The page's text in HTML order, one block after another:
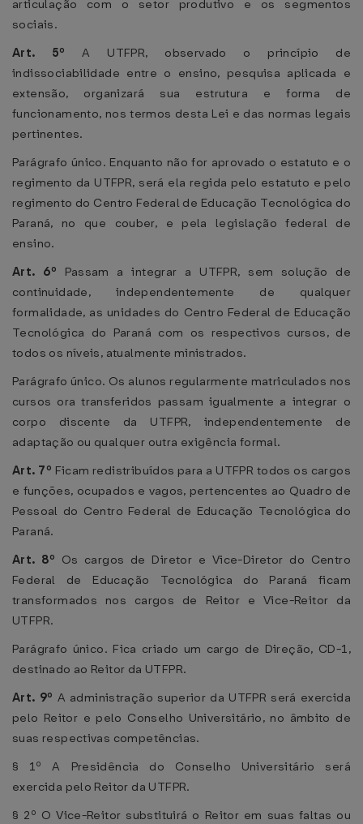
articulação com o setor produtivo e os segmentos
sociais.
Art. 5ºA UTFPR, observado o princípio de
indissociabilidade entre o ensino, pesquisa aplicada e
extensão, organizará sua estrutura e forma de
funcionamento, nos termos desta Lei e das normas legais
pertinentes.
Parágrafo único. Enquanto não for aprovado o estatuto e o
regimento da UTFPR, será ela regida pelo estatuto e pelo
regimento do Centro Federal de Educação Tecnológica do
Paraná, no que couber, e pela legislação federal de
ensino.
Art. 6º Passam a integrar a UTFPR, sem solução de
continuidade, independentemente de qualquer
formalidade, as unidades do Centro Federal de Educação
Tecnológica do Paraná com os respectivos cursos, de
todos os níveis, atualmente ministrados.
Parágrafo único. Os alunos regularmente matriculados nos
cursos ora transferidos passam igualmente a integrar o
corpo discente da UTFPR, independentemente de
adaptação ou qualquer outra exigência formal.
Art. 7º Ficam redistribuídos para a UTFPR todos os cargos
e funções, ocupados e vagos, pertencentes ao Quadro de
Pessoal do Centro Federal de Educação Tecnológica do
Paraná.
Art. 8º Os cargos de Diretor e Vice-Diretor do Centro
Federal de Educação Tecnológica do Paraná ficam
transformados nos cargos de Reitor e Vice-Reitor da
UTFPR.
Parágrafo único. Fica criado um cargo de Direção, CD-1,
destinado ao Reitor da UTFPR.
Art. 9º A administração superior da UTFPR será exercida
pelo Reitor e pelo Conselho Universitário, no âmbito de
suas respectivas competências.
§ 1º A Presidência do Conselho Universitário será
exercida pelo Reitor da UTFPR.
§ 2º O Vice-Reitor substituirá o Reitor em suas faltas ou